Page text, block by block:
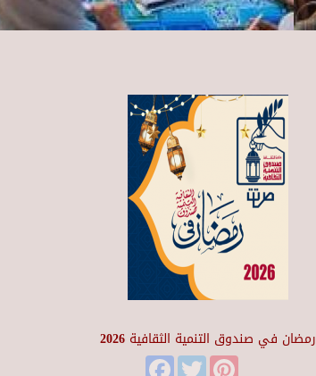
رمضان في صندوق التنمية الثقافية 2026
FacebookTwitter